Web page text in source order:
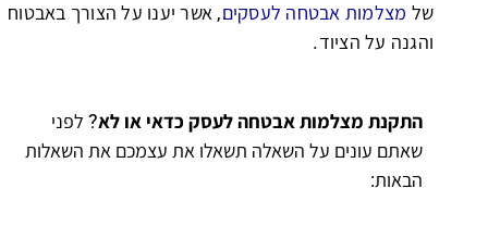
של מצלמות אבטחה לעסקים, אשר יענו על הצורך באבטוח
והגנה על הציוד.
התקנת מצלמות אבטחה לעסק כדאי או לא? לפני
שאתם עונים על השאלה תשאלו את עצמכם את השאלות
הבאות: